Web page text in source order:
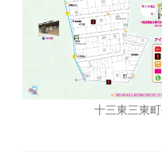
十三東三東